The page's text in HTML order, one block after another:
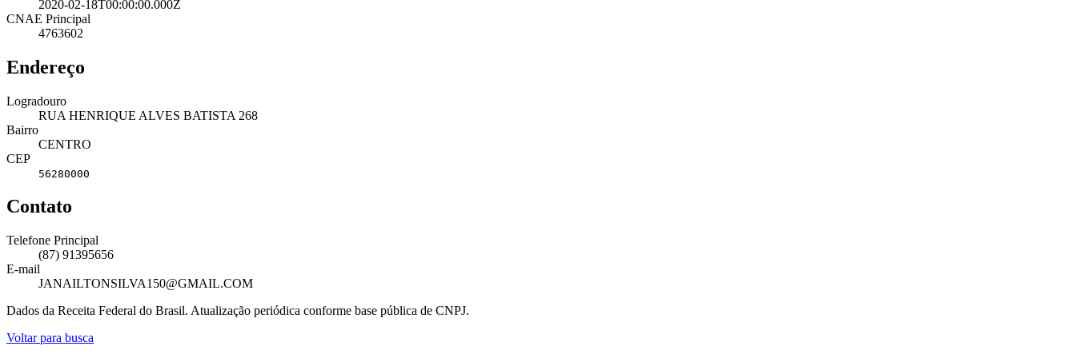
2020-02-18T00:00:00.000Z
CNAE Principal
4763602
Endereço
Logradouro
RUA HENRIQUE ALVES BATISTA 268
Bairro
CENTRO
CEP
56280000
Contato
Telefone Principal
(87) 91395656
E-mail
JANAILTONSILVA150@GMAIL.COM
Dados da Receita Federal do Brasil. Atualização periódica conforme base pública de CNPJ.
Voltar para busca